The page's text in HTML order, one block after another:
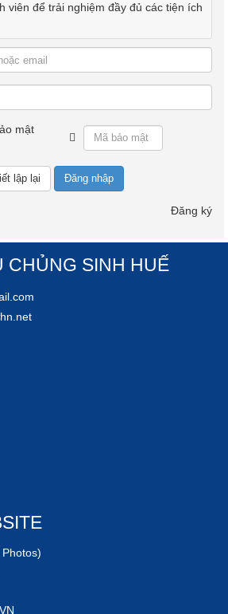
viên để trải nghiệm đầy đủ các tiện ích
Đăng nhập
Đăng ký
CHỦNG SINH HUẾ